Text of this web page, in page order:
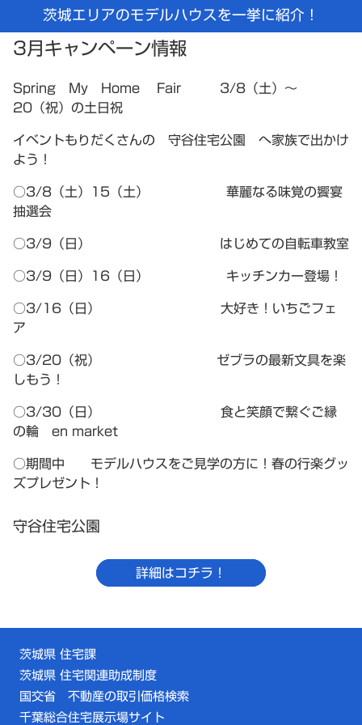
茨城エリアのモデルハウスを一挙に紹介！
3月キャンペーン情報
Spring My Home Fair 3/8（土）～
20（祝）の土日祝
イベントもりだくさんの 守谷住宅公園 へ家族で出かけ
よう！
○3/8（土）15（土） 華麗なる味覚の饗宴
抽選会
○3/9（日） はじめての自転車教室
○3/9（日）16（日） キッチンカー登場！
○3/16（日） 大好き！いちごフェ
ア
○3/20（祝） ゼブラの最新文具を楽
しもう！
○3/30（日） 食と笑顔で繋ぐご縁
の輪 en market
○期間中 モデルハウスをご見学の方に！春の行楽グッ
ズプレゼント！
守谷住宅公園
詳細はコチラ！
茨城県 住宅課
茨城県 住宅関連助成制度
国交省 不動産の取引価格検索
千葉総合住宅展示場サイト